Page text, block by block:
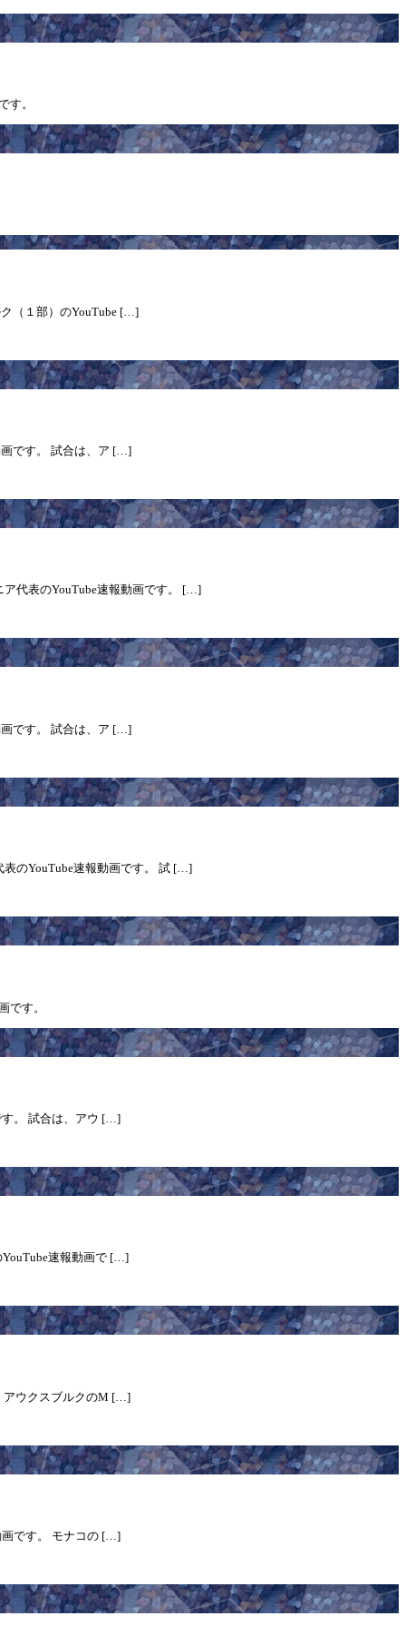
す。
（１部）のYouTube […]
画です。 試合は、ア […]
ア代表のYouTube速報動画です。 […]
画です。 試合は、ア […]
表のYouTube速報動画です。 試 […]
です。
す。 試合は、アウ […]
YouTube速報動画で […]
アウクスブルクのM […]
画です。 モナコの […]